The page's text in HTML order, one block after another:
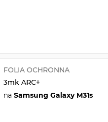
FOLIA OCHRONNA
3mk ARC+
na Samsung Galaxy M31s